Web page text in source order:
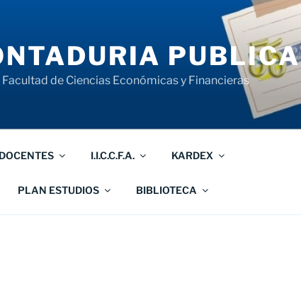
PUBLICA
de Ciencias Económicas y Financieras
DOCENTES I.I.C.C.F.A. KARDEX
PLAN ESTUDIOS BIBLIOTECA